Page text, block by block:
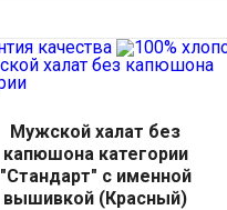
Мужской халат без
капюшона категории
"Стандарт" с именной
вышивкой (Красный)